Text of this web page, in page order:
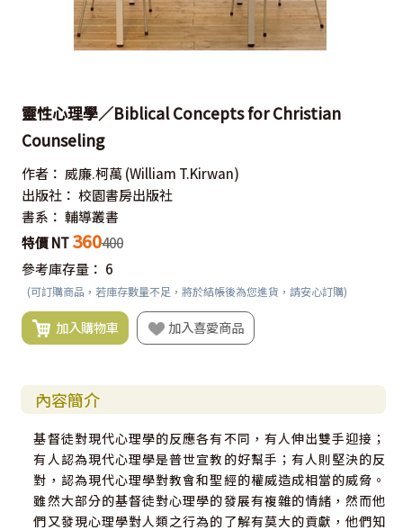
靈性心理學／Biblical Concepts for Christian
Counseling
作者： 威廉.柯萬 (William T.Kirwan)
出版社： 校園書房出版社
書系： 輔導叢書
特價 NT 360400
參考庫存量： 6
(可訂購商品，若庫存數量不足，將於結帳後為您進貨，請安心訂購)
加入購物車 加入喜愛商品
內容簡介
基督徒對現代心理學的反應各有不同，有人伸出雙手迎接；
有人認為現代心理學是普世宣教的好幫手；有人則堅決的反
對，認為現代心理學對教會和聖經的權威造成相當的威脅。
雖然大部分的基督徒對心理學的發展有複雜的情緒，然而他
們又發現心理學對人類之行為的了解有莫大的貢獻，他們知